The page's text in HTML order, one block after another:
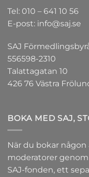
Tel: 010 – 641 10 56
E-post: info@saj.se
SAJ
556598-2310
Talattagatan 10
426 76 Västra
BOKA MED SAJ,
När du bokar någon
moderatorer genom
SAJ-fonden, ett